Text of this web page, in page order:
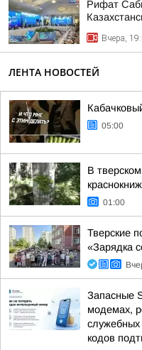
Рифат
Вчера,
ЛЕНТА НОВОСТЕЙ
05:00
В
01:00
Тверские
«Зарядка
Запасные
модемах,
служебных
кодов